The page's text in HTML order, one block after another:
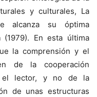
y culturales, La
alcanza su óptima
En esta última
la comprensión y el
de la cooperación
el lector, y no de la
de unas estructuras